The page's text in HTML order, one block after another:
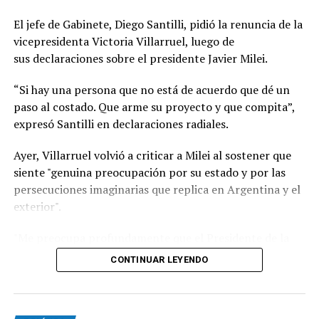
A partir de ahora, las relaciones diplomáticas quedarán
al frente de los encargados de negocios en las
respectivas embajadas mientras persista la escalada de
tensión entre Milei y Lula. La decisión de Brasil abre un
escenario de incertidumbre sobre el futuro de los
vínculos entre las dos principales economías del
En Brasilia señalaron que las expresiones de Milei
durante recientes entrevistas fueron determinantes
para la medida. En particular remarcaron que el
calificar a Lula de “ladrón” y “corrupto”, sino que repitió
esos términos en cuatro oportunidades.
El jefe de Gabinete, Diego Santilli, pidió la renuncia de la
vicepresidenta Victoria Villarruel, luego de
sus declaraciones sobre el presidente Javier Milei.
“Si hay una persona que no está de acuerdo que dé un
paso al costado. Que arme su proyecto y que compita”,
expresó Santilli en declaraciones radiales.
Ayer, Villarruel volvió a criticar a Milei al sostener que
siente "genuina preocupación por su estado y por las
persecuciones imaginarias que replica en Argentina y el
exterior".
Nación replique insensateces e inventos. Tengo genuina
preocupación por su estado y por las persecuciones
CONTINUAR LEYENDO